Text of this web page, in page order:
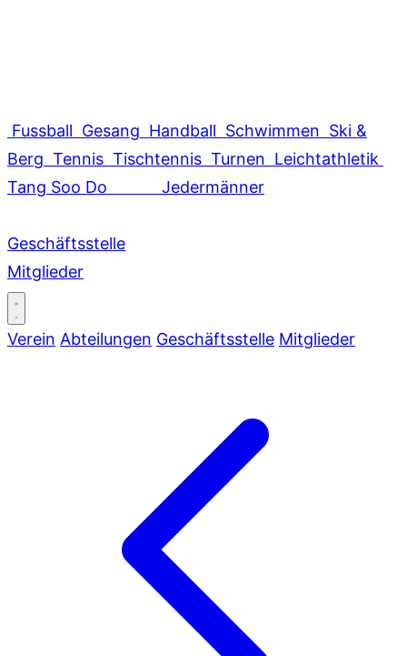
Fussball Gesang Handball Schwimmen Ski &
Berg Tennis Tischtennis Turnen Leichtathletik
Tang Soo Do
Jedermänner
Geschäftsstelle
Mitglieder
Verein Abteilungen Geschäftsstelle Mitglieder